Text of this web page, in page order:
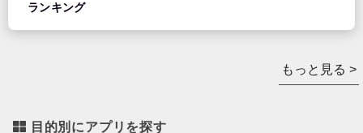
ランキング
もっと見る >
目的別にアプリを探す